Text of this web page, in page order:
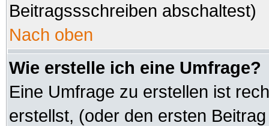
Beitragssschreiben abschaltest)
Nach oben
Wie erstelle ich eine Umfrage?
Eine Umfrage zu erstellen ist
erstellst, (oder den ersten